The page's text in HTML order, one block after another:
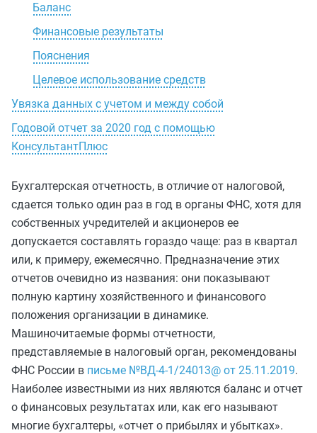
Баланс
Финансовые результаты
Пояснения
Целевое использование средств
Увязка данных с учетом и между собой
Годовой отчет за 2020 год с помощью
КонсультантПлюс
Бухгалтерская отчетность, в отличие от налоговой,
сдается только один раз в год в органы ФНС, хотя для
собственных учредителей и акционеров ее
допускается составлять гораздо чаще: раз в квартал
или, к примеру, ежемесячно. Предназначение этих
отчетов очевидно из названия: они показывают
полную картину хозяйственного и финансового
положения организации в динамике.
Машиночитаемые формы отчетности,
представляемые в налоговый орган, рекомендованы
ФНС России в письме №ВД-4-1/24013@ от 25.11.2019.
Наиболее известными из них являются баланс и отчет
о финансовых результатах или, как его называют
многие бухгалтеры, «отчет о прибылях и убытках».